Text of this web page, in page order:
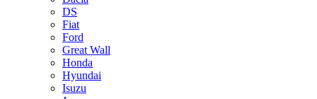
DS
Fiat
Ford
Great Wall
Honda
Hyundai
Isuzu